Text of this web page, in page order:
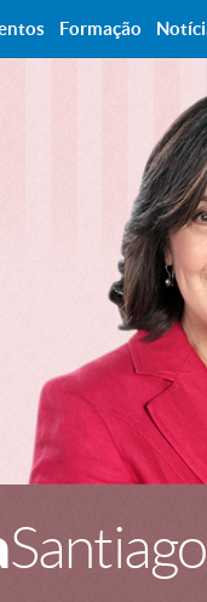
Santiago
Formação